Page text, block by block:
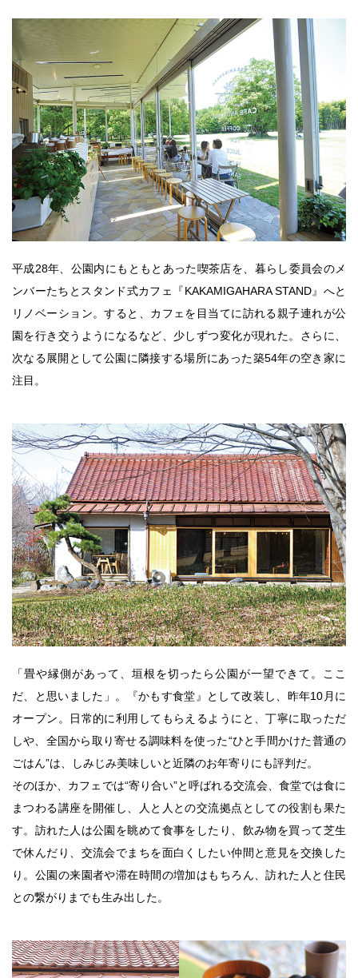
平成28年、公園内にもともとあった喫茶店を、暮らし委員会のメ
ンバーたちとスタンド式カフェ『KAKAMIGAHARA STAND』へと
リノベーション。すると、カフェを目当てに訪れる親子連れが公
園を行き交うようになるなど、少しずつ変化が現れた。さらに、
次なる展開として公園に隣接する場所にあった築54年の空き家に
注目。
「畳や縁側があって、垣根を切ったら公園が一望できて。ここ
だ、と思いました」。『かもす食堂』として改装し、昨年10月に
オープン。日常的に利用してもらえるようにと、丁寧に取っただ
しや、全国から取り寄せる調味料を使った“ひと手間かけた普通の
ごはん”は、しみじみ美味しいと近隣のお年寄りにも評判だ。
そのほか、カフェでは“寄り合い”と呼ばれる交流会、食堂では食に
まつわる講座を開催し、人と人との交流拠点としての役割も果た
す。訪れた人は公園を眺めて食事をしたり、飲み物を買って芝生
で休んだり、交流会でまちを面白くしたい仲間と意見を交換した
り。公園の来園者や滞在時間の増加はもちろん、訪れた人と住民
との繋がりまでも生み出した。